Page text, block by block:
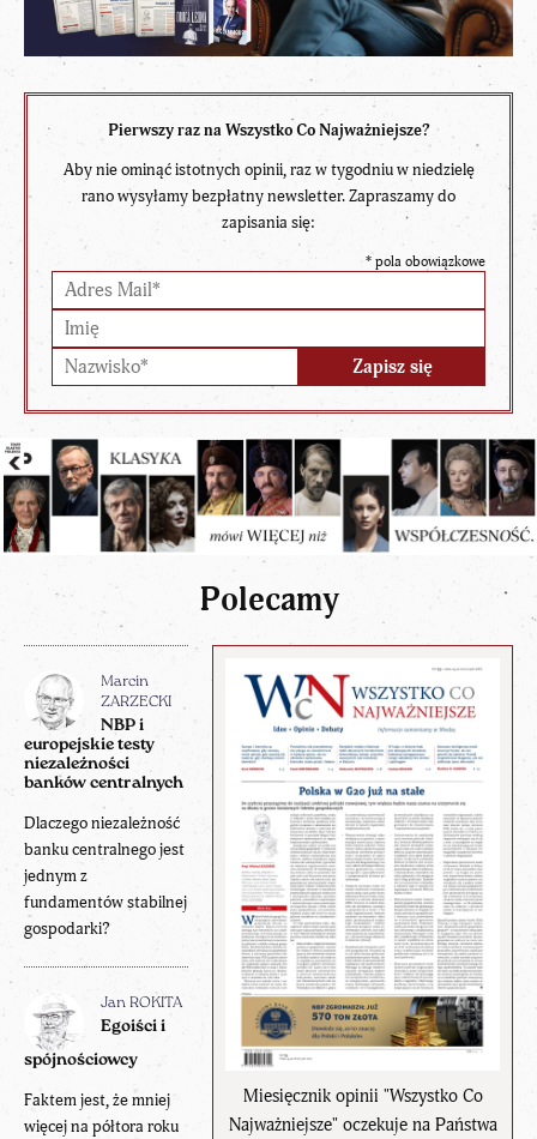
Pierwszy raz na Wszystko Co Najważniejsze?
Aby nie ominąć istotnych opinii, raz w tygodniu w niedzielę
rano wysyłamy bezpłatny newsletter. Zapraszamy do
zapisania się:
* pola obowiązkowe
Polecamy
Miesięcznik opinii "Wszystko Co
Najważniejsze" oczekuje na Państwa
Marcin
ZARZECKI
NBP i
europejskie testy
niezależności
banków centralnych
Dlaczego niezależność
banku centralnego jest
jednym z
fundamentów stabilnej
gospodarki?
Jan ROKITA
Egoiści i
spójnościowcy
Faktem jest, że mniej
więcej na półtora roku